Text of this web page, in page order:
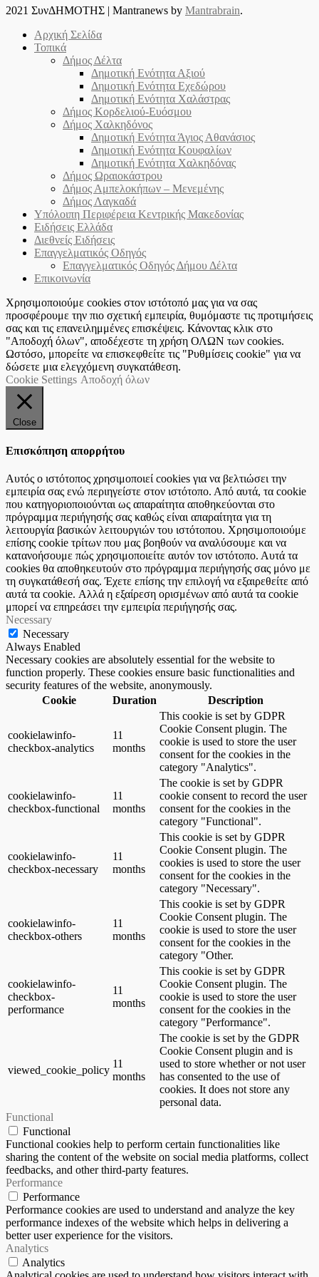
2021 ΣυνΔΗΜΟΤΗΣ | Mantranews by Mantrabrain.
Αρχική Σελίδα
Τοπικά
Δήμος Δέλτα
Δημοτική Ενότητα Αξιού
Δημοτική Ενότητα Εχεδώρου
Δημοτική Ενότητα Χαλάστρας
Δήμος Κορδελιού-Ευόσμου
Δήμος Χαλκηδόνος
Δημοτική Ενότητα Άγιος Αθανάσιος
Δημοτική Ενότητα Κουφαλίων
Δημοτική Ενότητα Χαλκηδόνας
Δήμος Ωραιοκάστρου
Δήμος Αμπελοκήπων – Μενεμένης
Δήμος Λαγκαδά
Υπόλοιπη Περιφέρεια Κεντρικής Μακεδονίας
Ειδήσεις Ελλάδα
Διεθνείς Ειδήσεις
Επαγγελματικός Οδηγός
Επαγγελματικός Οδηγός Δήμου Δέλτα
Επικοινωνία
Χρησιμοποιούμε cookies στον ιστότοπό μας για να σας
προσφέρουμε την πιο σχετική εμπειρία, θυμόμαστε τις προτιμήσεις
σας και τις επανειλημμένες επισκέψεις. Κάνοντας κλικ στο
"Αποδοχή όλων", αποδέχεστε τη χρήση ΟΛΩΝ των cookies.
Ωστόσο, μπορείτε να επισκεφθείτε τις "Ρυθμίσεις cookie" για να
δώσετε μια ελεγχόμενη συγκατάθεση.
Cookie Settings Αποδοχή όλων
Close
Επισκόπηση απορρήτου
Αυτός ο ιστότοπος χρησιμοποιεί cookies για να βελτιώσει την
εμπειρία σας ενώ περιηγείστε στον ιστότοπο. Από αυτά, τα cookie
που κατηγοριοποιούνται ως απαραίτητα αποθηκεύονται στο
πρόγραμμα περιήγησής σας καθώς είναι απαραίτητα για τη
λειτουργία βασικών λειτουργιών του ιστότοπου. Χρησιμοποιούμε
επίσης cookie τρίτων που μας βοηθούν να αναλύσουμε και να
κατανοήσουμε πώς χρησιμοποιείτε αυτόν τον ιστότοπο. Αυτά τα
cookies θα αποθηκευτούν στο πρόγραμμα περιήγησής σας μόνο με
τη συγκατάθεσή σας. Έχετε επίσης την επιλογή να εξαιρεθείτε από
αυτά τα cookie. Αλλά η εξαίρεση ορισμένων από αυτά τα cookie
μπορεί να επηρεάσει την εμπειρία περιήγησής σας.
Necessary
Necessary
Always Enabled
Necessary cookies are absolutely essential for the website to
function properly. These cookies ensure basic functionalities and
security features of the website, anonymously.
Cookie
Duration Description
cookielawinfo-
checkbox-analytics
11
months
This cookie is set by GDPR
Cookie Consent plugin. The
cookie is used to store the user
consent for the cookies in the
category "Analytics".
cookielawinfo-
checkbox-functional
11
months
The cookie is set by GDPR
cookie consent to record the user
consent for the cookies in the
category "Functional".
cookielawinfo-
checkbox-necessary
11
months
This cookie is set by GDPR
Cookie Consent plugin. The
cookies is used to store the user
consent for the cookies in the
category "Necessary".
cookielawinfo-
checkbox-others
11
months
This cookie is set by GDPR
Cookie Consent plugin. The
cookie is used to store the user
consent for the cookies in the
category "Other.
cookielawinfo-
checkbox-
performance
11
months
This cookie is set by GDPR
Cookie Consent plugin. The
cookie is used to store the user
consent for the cookies in the
category "Performance".
viewed_cookie_policy
11
months
The cookie is set by the GDPR
Cookie Consent plugin and is
used to store whether or not user
has consented to the use of
cookies. It does not store any
personal data.
Functional
Functional
Functional cookies help to perform certain functionalities like
sharing the content of the website on social media platforms, collect
feedbacks, and other third-party features.
Performance
Performance
Performance cookies are used to understand and analyze the key
performance indexes of the website which helps in delivering a
better user experience for the visitors.
Analytics
Analytics